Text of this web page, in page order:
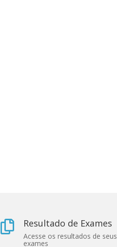
 Resultado de Exames
Acesse os resultados de seus
exames